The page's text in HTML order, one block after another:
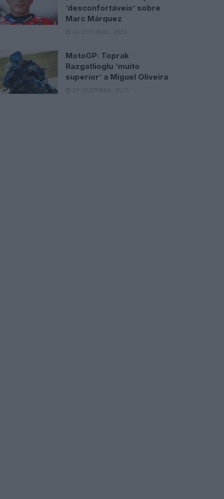
‘desconfortáveis’ sobre
Marc Márquez
16 OUTUBRO, 2025
MotoGP: Toprak
Razgatlioglu ‘muito
superior’ a Miguel Oliveira